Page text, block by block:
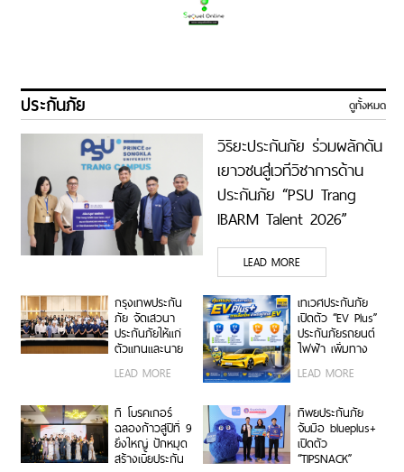
ประกันภัย ดูทั้งหมด
วิริยะประกันภัย ร่วมผลักดัน
เยาวชนสู่เวทีวิชาการด้าน
ประกันภัย “PSU Trang
IBARM Talent 2026”
ม.อ.ตรัง
LEAD MORE
กรุงเทพประกัน
ภัย จัดเสวนา
ประกันภัยให้แก่
ตัวแทนและนาย
วินาศภัย เสริม
ประกันภัยให้
แข็งแกร่งยิ่งขึ้น
LEAD MORE
เทเวศประกันภัย
เปิดตัว “EV Plus”
ประกันภัยรถยนต์
ไฟฟ้า เพิ่มทาง
คุ้มครองสำหรับผู้
LEAD MORE
ที โบรคเกอร์
ฉลองก้าวสู่ปีที่ 9
ยิ่งใหญ่ ปักหมุด
สร้างเบี้ยประกัน
ทิพยประกันภัย
จับมือ blueplus+
เปิดตัว
“TIPSNACK”